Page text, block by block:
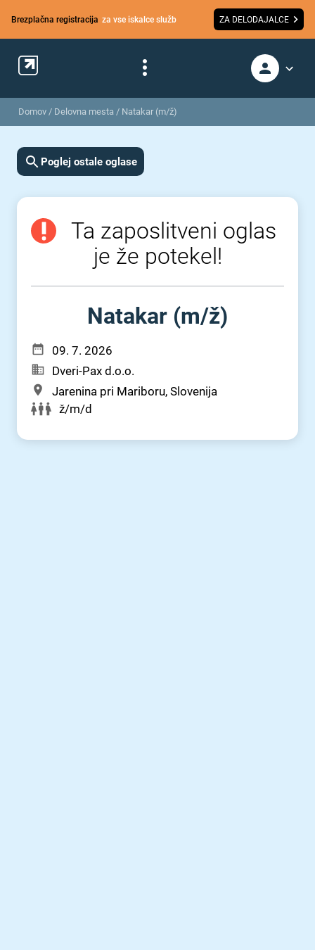
Brezplačna registracija za vse iskalce služb ZA DELODAJALCE
Domov / Delovna mesta / Natakar (m/ž)
Poglej ostale oglase
Ta zaposlitveni oglas
je že potekel!
Natakar (m⁠/⁠ž)
09. 7. 2026
Dveri-Pax d.o.o.
Jarenina pri Mariboru, Slovenija
ž/m/d